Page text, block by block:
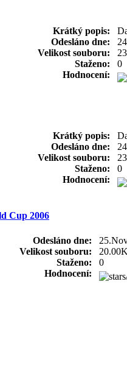
Krátký popis:
Odesláno dne:
Velikost souboru:
Staženo:
0
Hodnocení:
Krátký popis:
Odesláno dne:
Velikost souboru:
Staženo:
0
Hodnocení:
Cup 2006
Odesláno dne:
Velikost souboru:
Staženo:
0
Hodnocení: